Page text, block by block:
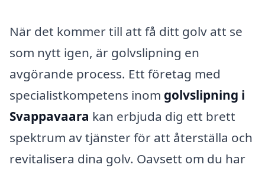
När det kommer till att få ditt golv att se
som nytt igen, är golvslipning en
avgörande process. Ett företag med
specialistkompetens inom golvslipning i
Svappavaara kan erbjuda dig ett brett
spektrum av tjänster för att återställa och
revitalisera dina golv. Oavsett om du har